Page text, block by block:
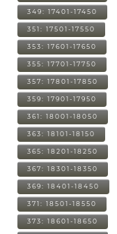
349: 17401-17450
351: 17501-17550
353: 17601-17650
355: 17701-17750
357: 17801-17850
359: 17901-17950
361: 18001-18050
363: 18101-18150
365: 18201-18250
367: 18301-18350
369: 18401-18450
371: 18501-18550
373: 18601-18650